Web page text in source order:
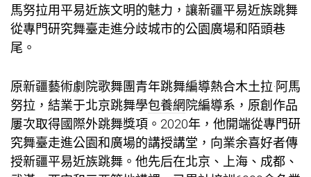
馬努拉用平易近族文明的魅力，讓新疆平易近族跳舞
從專門研究舞臺走進分歧城市的公園廣場和陌頭巷
尾。
原新疆藝術劇院歌舞團青年跳舞編導熱合木土拉·阿馬
努拉，結業于北京跳舞學包養網 院編導系，原創作品
屢次取得國際外跳舞獎項。2020年，他開端從專門研
究舞臺走進公園和廣場的講授講堂，向業余喜好者傳
授新疆平易近族跳舞。他先后在北京、上海、成都、